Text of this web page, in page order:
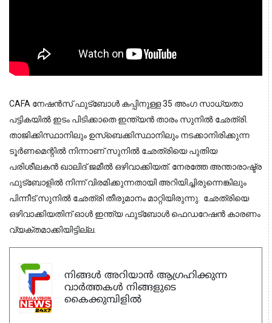
CAFA നേഷന്‍സ് ഫുട്ബോൾ കപ്പിനുള്ള 35 അംഗ സാധ്യതാ
പട്ടികയില്‍ ഇടം പിടിക്കാതെ ഇന്ത്യൻ താരം സുനില്‍ ഛേത്രി.
താജിക്കിസ്ഥാനിലും ഉസ്‌ബെക്കിസ്ഥാനിലും നടക്കാനിരിക്കുന്ന
ടൂര്‍ണമെന്റില്‍ നിന്നാണ് സുനിൽ ഛേത്രിയെ പുതിയ
പരിശീലകന്‍ ഖാലിദ് ജമീല്‍ ഒഴിവാക്കിയത്. നേരത്തേ അന്താരാഷ്ട്ര
ഫുട്ബോളിൽ നിന്ന് വിരമിക്കുന്നതായി അറിയിച്ചിരുന്നെങ്കിലും
പിന്നീട് സുനിൽ ഛേത്രി തീരുമാനം മാറ്റിയിരുന്നു. ഛേത്രിയെ
ഒഴിവാക്കിയതിന് ഓള്‍ ഇന്ത്യ ഫുട്‌ബോള്‍ ഫെഡറേഷന്‍ കാരണം
വ്യക്തമാക്കിയിട്ടില്ല.
നിങ്ങൾ അറിയാൻ ആഗ്രഹിക്കുന്ന
വാർത്തകൾ നിങ്ങളുടെ
കൈക്കുമ്പിളിൽ